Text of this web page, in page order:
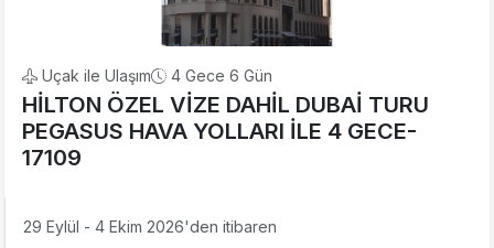
Uçak ile Ulaşım 4 Gece 6 Gün
HİLTON ÖZEL VİZE DAHİL DUBAİ TURU
PEGASUS HAVA YOLLARI İLE 4 GECE-
17109
29 Eylül - 4 Ekim 2026'den itibaren